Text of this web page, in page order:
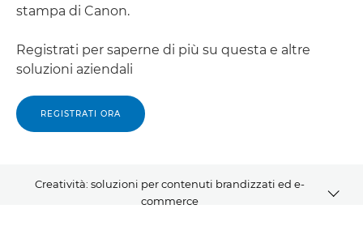
stampa di Canon.
Registrati per saperne di più su questa e altre
soluzioni aziendali
REGISTRATI ORA
Creatività: soluzioni per contenuti brandizzati ed e-
commerce